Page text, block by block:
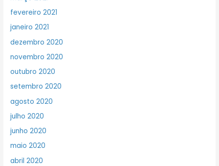
fevereiro 2021
janeiro 2021
dezembro 2020
novembro 2020
outubro 2020
setembro 2020
agosto 2020
julho 2020
junho 2020
maio 2020
abril 2020